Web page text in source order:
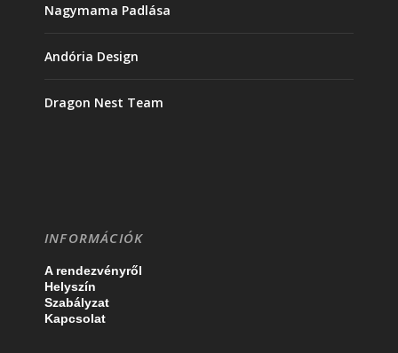
Nagymama Padlása
Andória Design
Dragon Nest Team
INFORMÁCIÓK
A rendezvényről
Helyszín
Szabályzat
Kapcsolat